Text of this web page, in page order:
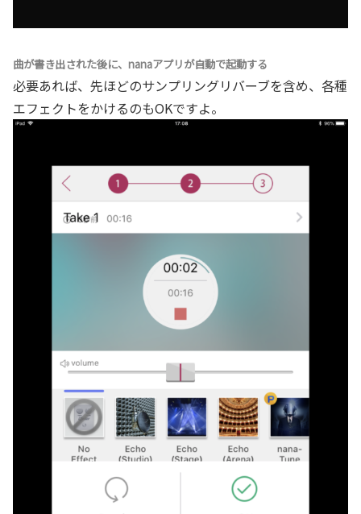
曲が書き出された後に、nanaアプリが自動で起動する
必要あれば、先ほどのサンプリングリバーブを含め、各種
エフェクトをかけるのもOKですよ。